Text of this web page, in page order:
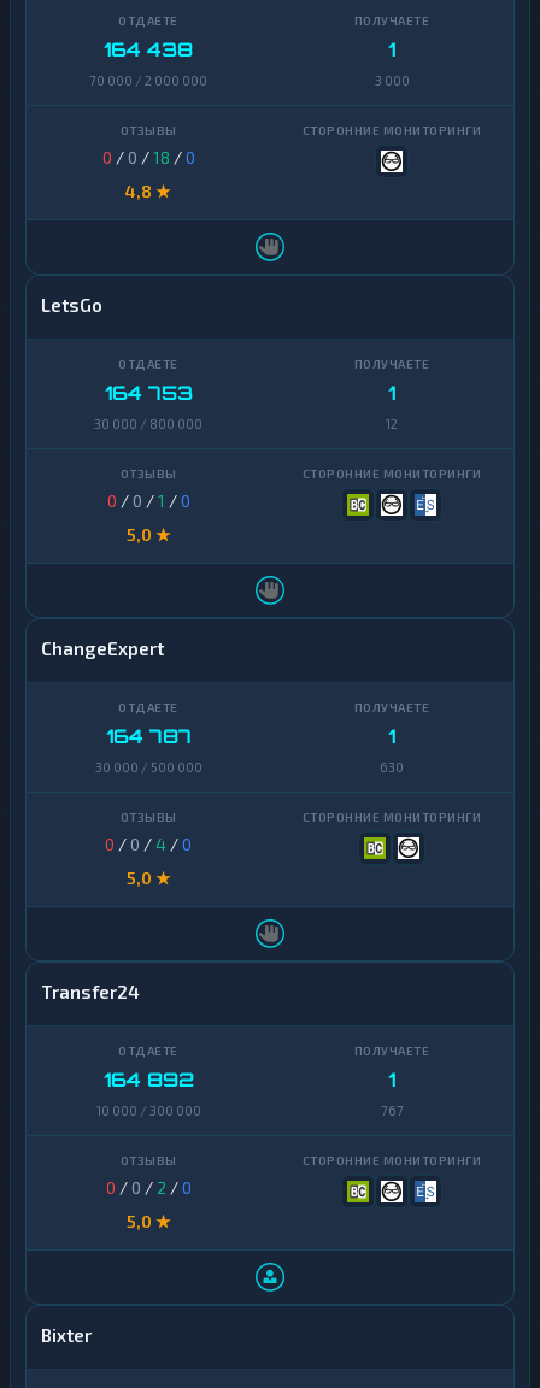
164 438
70 000 / 2 000 000
1
3 000
0 / 0 /18 /0
4,8 ★
LetsGo
164 753
30 000 / 800 000
1
12
0 / 0 /1 /0
5,0 ★
ChangeExpert
164 787
30 000 / 500 000
1
630
0 / 0 / 4 /0
5,0 ★
Transfer24
164 892
10 000 / 300 000
1
767
0 / 0 / 2 /0
5,0 ★
Bixter